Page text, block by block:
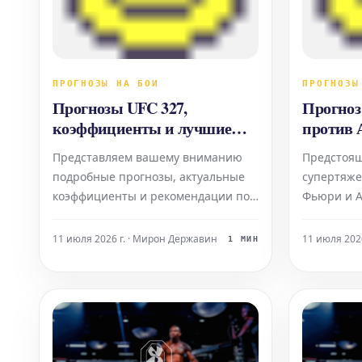
ПРОГНОЗЫ НА БОИ
Прогнозы UFC 327,
коэффициенты и лучшие
ставки на турнир в Майами
Представляем вашему вниманию
подробные прогнозы, актуальные
коэффициенты и рекомендации по
турнир UFC 327, который состоится
сделать наиболее выгодные ставки.
На этой странице вы найдете: П
11 июля 2026 г. · Мирон Державин 1 МИН
против
Фьюри и
интерес у
стороны
анали
11 июля